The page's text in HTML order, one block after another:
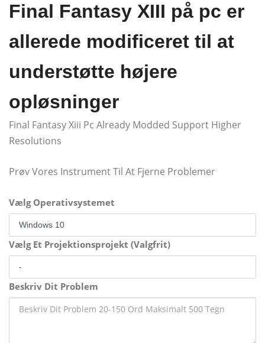
Final Fantasy XIII på pc er
allerede modificeret til at
understøtte højere
opløsninger
Final Fantasy Xiii Pc Already Modded Support Higher
Resolutions
Prøv Vores Instrument Til At Fjerne Problemer
Vælg Operativsystemet
Vælg Et Projektionsprojekt (Valgfrit)
Beskriv Dit Problem